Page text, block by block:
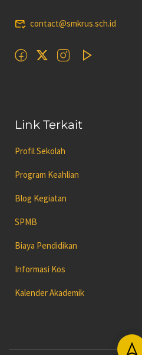
contact@smkrus.sch.id
Link Terkait
Profil Sekolah
Program Keahlian
Blog Kegiatan
SPMB
Biaya Pendidikan
Informasi Kos
Kalender Akademik